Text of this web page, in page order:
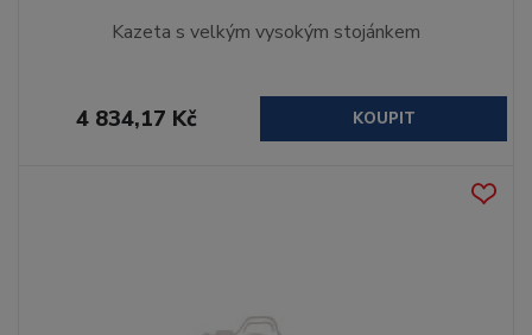
Kazeta s velkým vysokým stojánkem
4 834,17 Kč KOUPIT